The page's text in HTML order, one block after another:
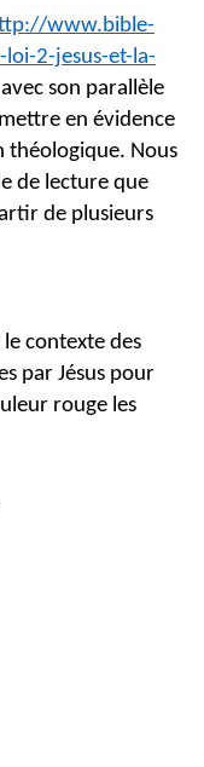
www.bible-
2-jesus-et-la-
son parallèle
en évidence
théologique. Nous
de lecture que
de plusieurs
contexte des
par Jésus pour
rouge les